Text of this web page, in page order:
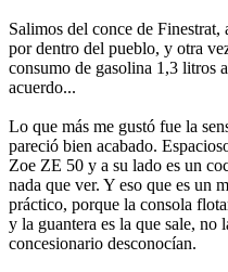
Salimos del conce de
por dentro del pueblo, y otra
consumo de gasolina 1,3 litros
acuerdo...
Lo que más me gustó fue la
pareció bien acabado.
Zoe ZE 50 y a su lado es un
nada que ver. Y eso que es un
práctico, porque la consola
y la guantera es la que sale, no
concesionario desconocían.